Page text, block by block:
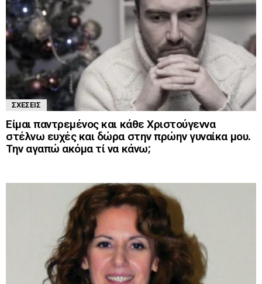
ΣΧΈΣΕΙΣ
Είμαι παντρεμένος και κάθε Χριστούγεννα
στέλνω ευχές και δώρα στην πρώην γυναίκα μου.
Την αγαπώ ακόμα τί να κάνω;